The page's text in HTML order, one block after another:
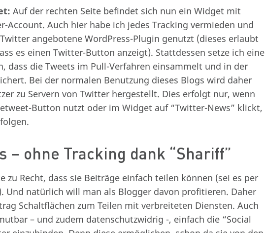
Auf der rechten Seite befindet sich nun ein Widget mit
Account. Auch hier habe ich jedes Tracking vermieden und
angebotene WordPress-Plugin genutzt (dieses erlaubt
es einen Twitter-Button anzeigt). Stattdessen setze ich eine
dass die Tweets im Pull-Verfahren einsammelt und in der
Bei der normalen Benutzung dieses Blogs wird daher
zu Servern von Twitter hergestellt. Dies erfolgt nur, wenn
Button nutzt oder im Widget auf “Twitter-News” klickt,
– ohne Tracking dank “Shariff”
zu Recht, dass sie Beiträge einfach teilen können (sei es per
Und natürlich will man als Blogger davon profitieren. Daher
Schaltflächen zum Teilen mit verbreiteten Diensten. Auch
– und zudem datenschutzwidrig -, einfach die “Social